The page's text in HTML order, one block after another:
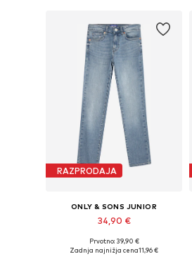
RAZPRODAJA
ONLY & SONS JUNIOR
34,90 €
Na voljo v različnih velikostih
Prvotno: 39,90 €
Zadnja najnižja cena11,96 €